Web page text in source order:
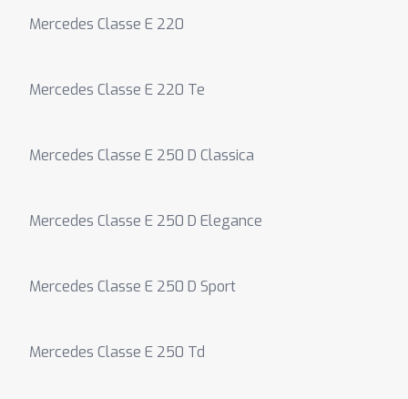
Mercedes Classe E 220
Mercedes Classe E 220 Te
Mercedes Classe E 250 D Classica
Mercedes Classe E 250 D Elegance
Mercedes Classe E 250 D Sport
Mercedes Classe E 250 Td